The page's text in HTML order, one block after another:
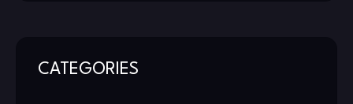
CATEGORIES